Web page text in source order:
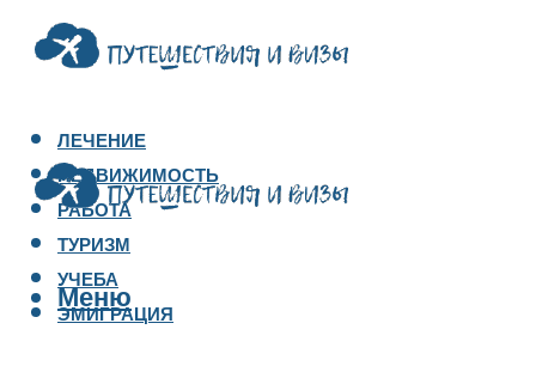
ЛЕЧЕНИЕ
НЕДВИЖИМОСТЬ
РАБОТА
ТУРИЗМ
УЧЕБА
ЭМИГРАЦИЯ
Меню